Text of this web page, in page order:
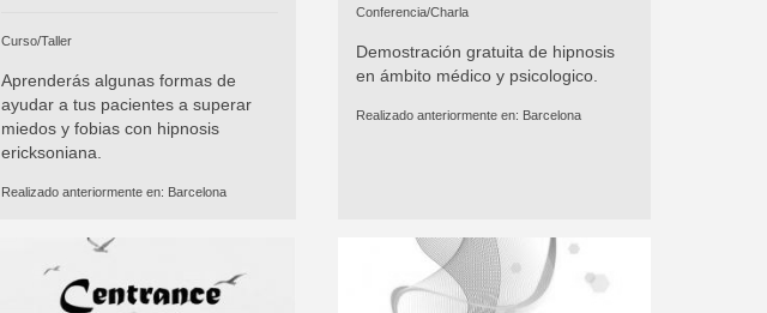
Curso/Taller
Aprenderás algunas formas de
ayudar a tus pacientes a superar
miedos y fobias con hipnosis
ericksoniana.
Realizado anteriormente en: Barcelona
Conferencia/Charla
Demostración gratuita de hipnosis
en ámbito médico y psicologico.
Realizado anteriormente en: Barcelona